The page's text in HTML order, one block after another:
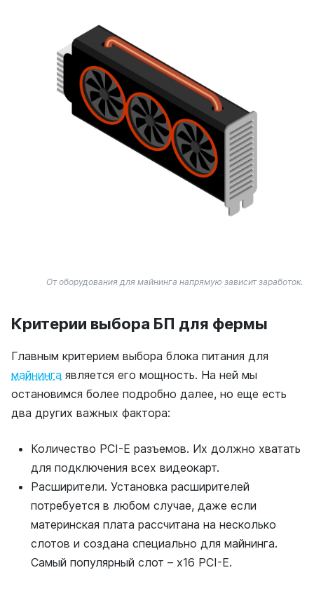
От оборудования для майнинга напрямую зависит заработок.
Критерии выбора БП для фермы
Главным критерием выбора блока питания для
майнинга является его мощность. На ней мы
остановимся более подробно далее, но еще есть
два других важных фактора:
Количество PCI-E разъемов. Их должно хватать
для подключения всех видеокарт.
Расширители. Установка расширителей
потребуется в любом случае, даже если
материнская плата рассчитана на несколько
слотов и создана специально для майнинга.
Самый популярный слот – x16 PCI-E.